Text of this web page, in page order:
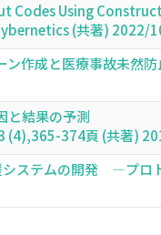
Using
(共著) 2022/
作成と医療事故未然
と結果の予測
(4),365-374頁 (共著)
ステムの開発 ―プロ